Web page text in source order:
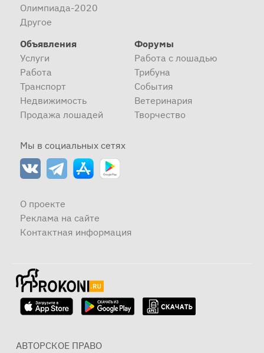
Олимпиада-2020
Другое
Объявления
Услуги
Работа
Транспорт
Недвижимость
Продажа лошадей
Форумы
Работа с лошадью
Трибуна
События
Ветеринария
Творчество
Мы в социальных сетях
О проекте
Реклама на сайте
Контактная информация
АВТОРСКОЕ ПРАВО